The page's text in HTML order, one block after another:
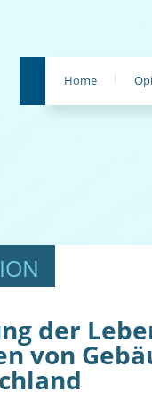
Home
der
von